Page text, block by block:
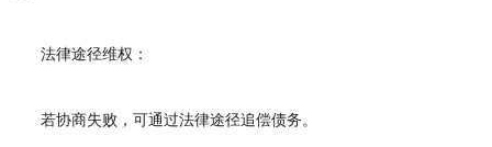
法律途径维权：
若协商失败，可通过法律途径追偿债务。